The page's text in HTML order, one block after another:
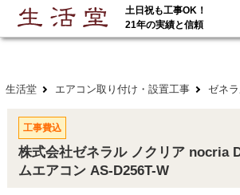
ご利用 288万･工事実績117万件!
土日祝も工事OK！
21年の実績と信頼
生活堂 エアコン取り付け・設置工事 ゼネ
工事費込
株式会社ゼネラル ノクリア nocria
ムエアコン AS-D256T-W